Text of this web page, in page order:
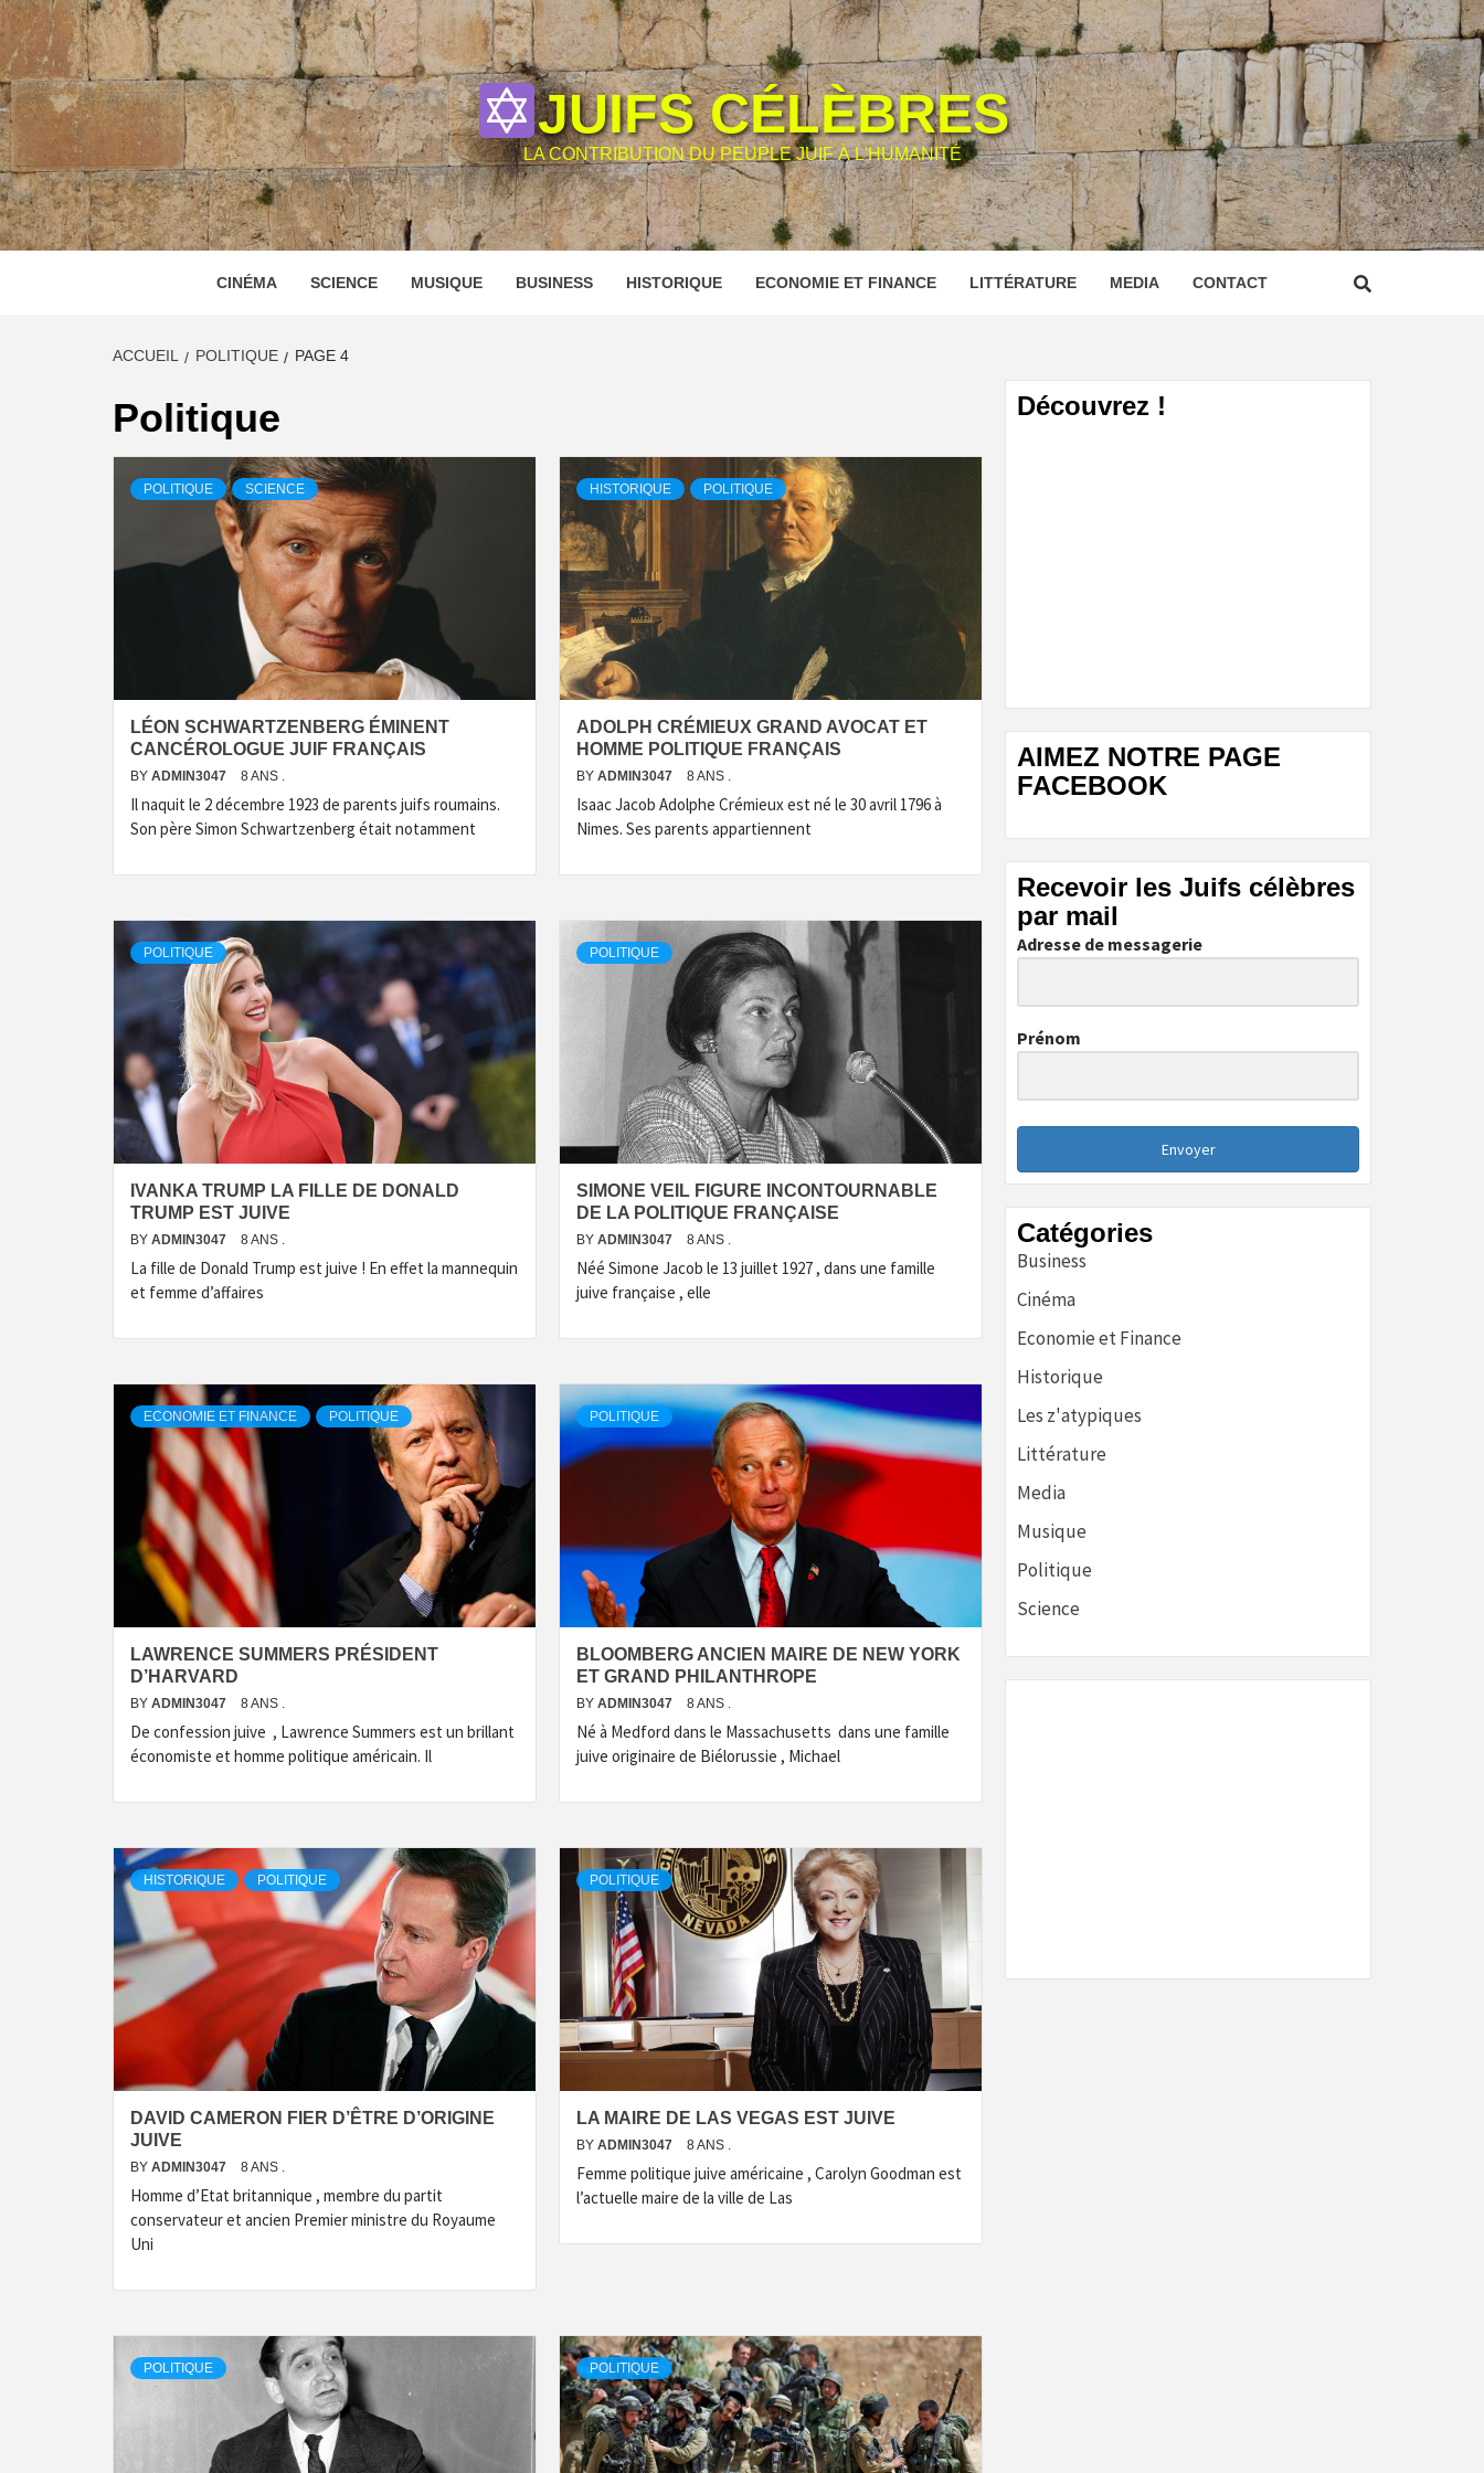
Skip
to
content
JUIFS CÉLÈBRES
LA CONTRIBUTION DU PEUPLE JUIF À L'HUMANITÉ
CINÉMA SCIENCE MUSIQUE BUSINESS HISTORIQUE ECONOMIE ET FINANCE LITTÉRATURE MEDIA CONTACT
ACCUEIL POLITIQUE PAGE 4
Politique
POLITIQUE SCIENCE
LÉON SCHWARTZENBERG ÉMINENT
CANCÉROLOGUE JUIF FRANÇAIS
BY ADMIN3047 8 ANS .
Il naquit le 2 décembre 1923 de parents juifs roumains.
Son père Simon Schwartzenberg était notamment
HISTORIQUE POLITIQUE
ADOLPH CRÉMIEUX GRAND AVOCAT ET
HOMME POLITIQUE FRANÇAIS
BY ADMIN3047 8 ANS .
Isaac Jacob Adolphe Crémieux est né le 30 avril 1796 à
Nimes. Ses parents appartiennent
POLITIQUE
IVANKA TRUMP LA FILLE DE DONALD
TRUMP EST JUIVE
BY ADMIN3047 8 ANS .
La fille de Donald Trump est juive ! En effet la mannequin
et femme d’affaires
POLITIQUE
SIMONE VEIL FIGURE INCONTOURNABLE
DE LA POLITIQUE FRANÇAISE
BY ADMIN3047 8 ANS .
Néé Simone Jacob le 13 juillet 1927 , dans une famille
juive française , elle
ECONOMIE ET FINANCE POLITIQUE
LAWRENCE SUMMERS PRÉSIDENT
D’HARVARD
BY ADMIN3047 8 ANS .
De confession juive , Lawrence Summers est un brillant
économiste et homme politique américain. Il
POLITIQUE
BLOOMBERG ANCIEN MAIRE DE NEW YORK
ET GRAND PHILANTHROPE
BY ADMIN3047 8 ANS .
Né à Medford dans le Massachusetts dans une famille
juive originaire de Biélorussie , Michael
HISTORIQUE POLITIQUE
DAVID CAMERON FIER D’ÊTRE D’ORIGINE
JUIVE
BY ADMIN3047 8 ANS .
Homme d’Etat britannique , membre du partit
conservateur et ancien Premier ministre du Royaume
Uni
POLITIQUE
LA MAIRE DE LAS VEGAS EST JUIVE
BY ADMIN3047 8 ANS .
Femme politique juive américaine , Carolyn Goodman est
l’actuelle maire de la ville de Las
POLITIQUE POLITIQUE
Découvrez !
AIMEZ NOTRE PAGE
FACEBOOK
Recevoir les Juifs célèbres
par mail
Adresse de messagerie
Prénom
Envoyer
Catégories
Business
Cinéma
Economie et Finance
Historique
Les z'atypiques
Littérature
Media
Musique
Politique
Science